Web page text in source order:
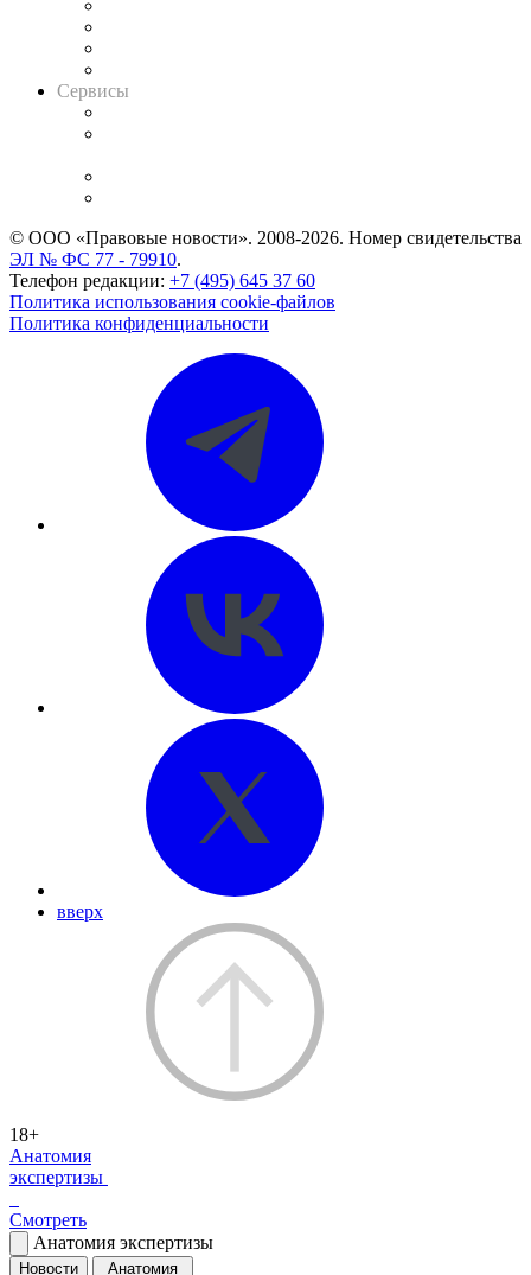
Сервисы
© ООО «Правовые новости». 2008-2026. Номер свидетельства
ЭЛ № ФС 77 - 79910.
Телефон редакции: +7 (495) 645 37 60
Политика использования cookie-файлов
Политика конфиденциальности
вверх
18+
Анатомия
экспертизы
Смотреть
Анатомия экспертизы
Новости
Анатомия